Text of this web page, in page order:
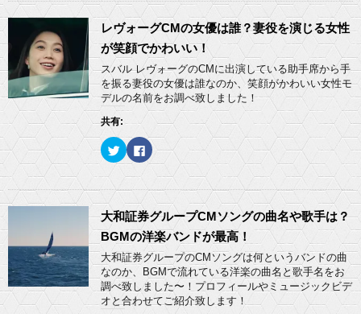
て
T
w
i
t
t
e
r
で
共
有
(
新
い
ウ
ィ
ド
ウ
開
き
ま
す
o
k
で
共
有
す
る
に
は
ク
リ
し
て
く
い
新
し
い
ウ
ィ
ン
ド
ウ
で
開
き
レヴォーグCMの女優は誰？妻役を演じる女性
が笑顔でかわいい！
スバル レヴォーグのCMに出演している助手席から手
を振る妻役の女優は誰なのか、笑顔がかわいい女性モ
デルの名前をお調べ致しました！
共有:
ク
リ
ッ
ク
T
w
i
t
t
e
r
で
共
有
(
F
a
c
o
k
で
共
有
す
る
に
は
ク
リ
大和証券グループCMソングの曲名や歌手は？
BGMの洋楽バンドが最高！
大和証券グループのCMソングは何というバンドの曲
なのか、BGMで流れている洋楽の曲名と歌手名をお
調べ致しました〜！プロフィールやミュージックビデ
オと合わせてご紹介致します！